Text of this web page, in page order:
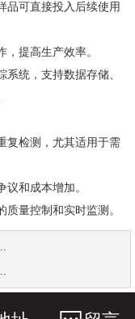
品可直接投入后续使用
提高生产效率。
统，支持数据存储、
检测，尤其适用于需
和成本增加。
量控制和实时监测。